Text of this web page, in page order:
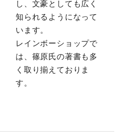
し、文豪としても広く
知られるようになって
います。
レインボーショップで
は、篠原氏の著書も多
く取り揃えておりま
す。